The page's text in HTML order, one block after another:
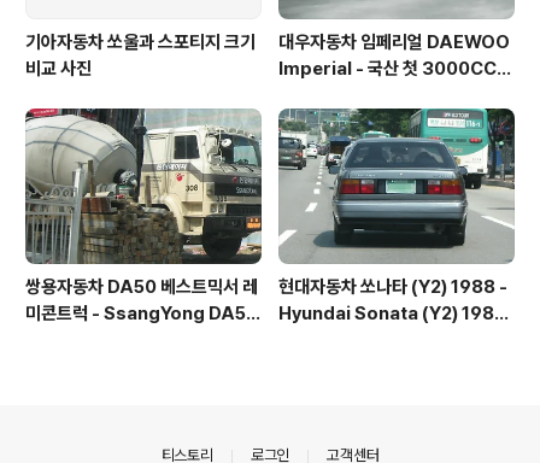
기아자동차 쏘울과 스포티지 크기
비교 사진
대우자동차 임페리얼 DAEWOO
Imperial - 국산 첫 3000CC
쌍용자동차 DA50 베스트믹서 레
미콘트럭 - SsangYong DA50
현대자동차 쏘나타 (Y2) 1988 -
Hyundai Sonata (Y2) 1988
티스토리 로그인 고객센터